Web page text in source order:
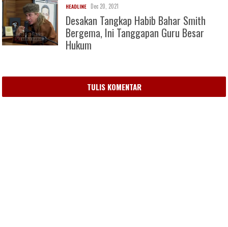
HEADLINE Dec 20, 2021
Desakan Tangkap Habib Bahar Smith
Bergema, Ini Tanggapan Guru Besar
Hukum
TULIS KOMENTAR